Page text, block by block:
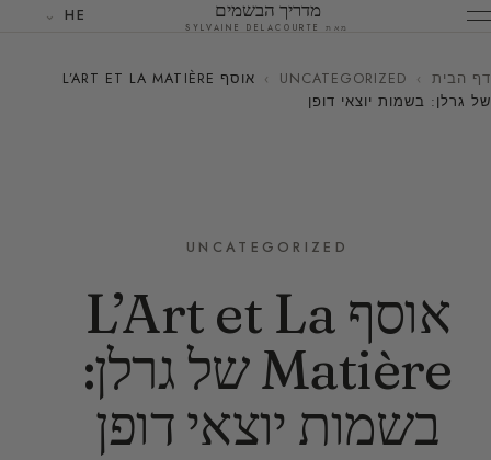
מדריך הבשמים
מאת SYLVAINE DELACOURTE
HE
דף הבית ›
UNCATEGORIZED
›
אוסף L’ART ET LA MATIÈRE
של גרלן: בשמות יוצאי דופן
UNCATEGORIZED
אוסף L’Art et La
Matière של גרלן:
בשמות יוצאי דופן